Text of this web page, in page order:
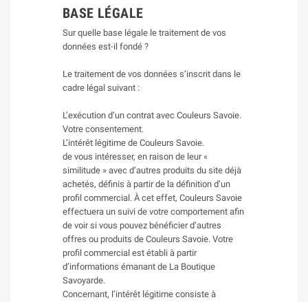
BASE LÉGALE
Sur quelle base légale le traitement de vos
données est-il fondé ?
Le traitement de vos données s’inscrit dans le
cadre légal suivant :
L’exécution d’un contrat avec Couleurs Savoie.
Votre consentement.
L’intérêt légitime de Couleurs Savoie.
de vous intéresser, en raison de leur «
similitude » avec d’autres produits du site déjà
achetés, définis à partir de la définition d’un
profil commercial. À cet effet, Couleurs Savoie
effectuera un suivi de votre comportement afin
de voir si vous pouvez bénéficier d’autres
offres ou produits de Couleurs Savoie. Votre
profil commercial est établi à partir
d’informations émanant de La Boutique
Savoyarde.
Concernant, l’intérêt légitime consiste à